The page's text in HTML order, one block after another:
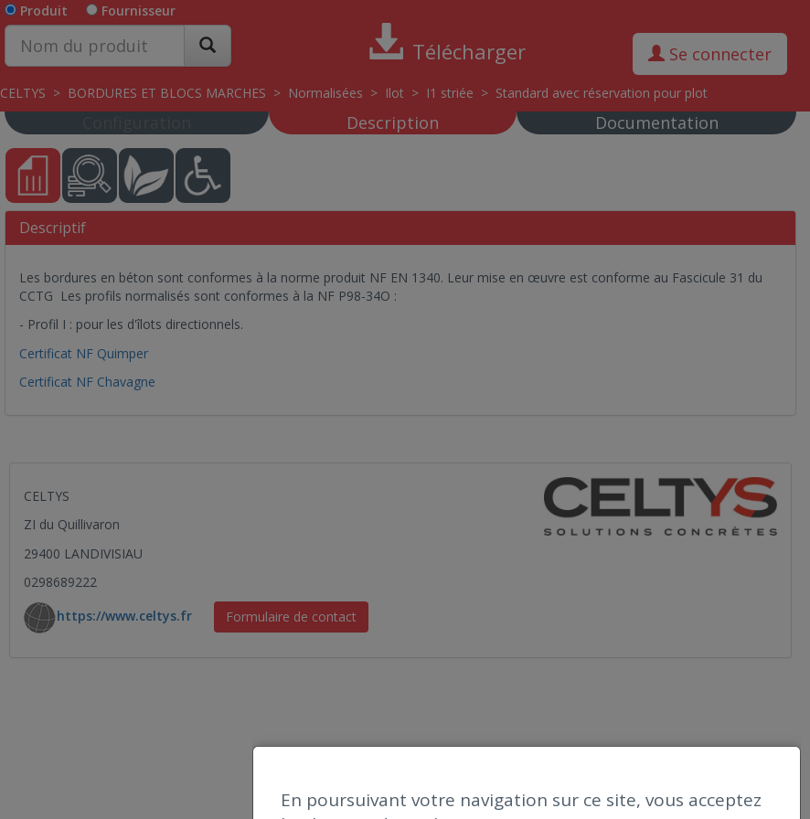
Produit Fournisseur
Télécharger Se connecter
CELTYS > BORDURES ET BLOCS MARCHES > Normalisées > Ilot > I1 striée > Standard avec réservation pour plot
Description Documentation
Descriptif
Les bordures en béton sont conformes à la norme produit NF EN 1340. Leur mise en œuvre est conforme au Fascicule 31 du
CCTG Les profils normalisés sont conformes à la NF P98-34O :
- Profil I : pour les d'îlots directionnels.
Certificat NF Quimper
Certificat NF Chavagne
CELTYS
ZI du Quillivaron
29400 LANDIVISIAU
0298689222
https://www.celtys.fr
Formulaire de contact
En poursuivant votre navigation sur ce site, vous acceptez